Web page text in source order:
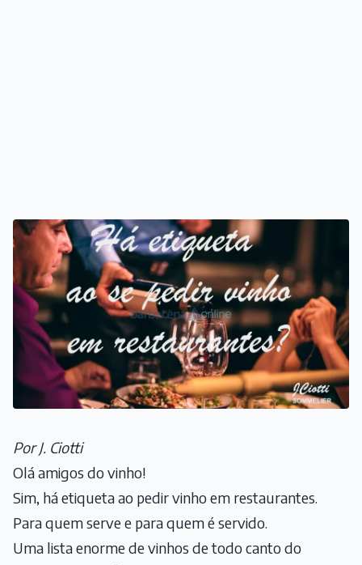
Por J. Ciotti
Olá amigos do vinho!
Sim, há etiqueta ao pedir vinho em restaurantes.
Para quem serve e para quem é servido.
Uma lista enorme de vinhos de todo canto do